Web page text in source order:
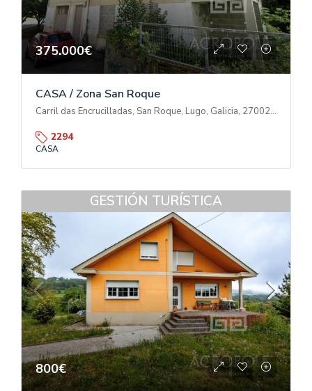
375.000€
CASA / Zona San Roque
Carril das Encrucilladas, San Roque, Lugo, Galicia, 27002, España
2294
CASA
GESTIÓN TURÍSTICA
800€